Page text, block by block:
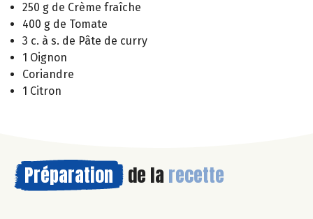
250 g de Crème fraîche
400 g de Tomate
3 c. à s. de Pâte de curry
1 Oignon
Coriandre
1 Citron
Préparation de la recette